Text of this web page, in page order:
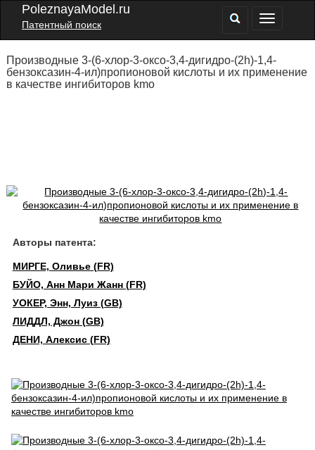
PoleznayaModel.ru
Патентный поиск
Производные 3-(6-хлор-3-оксо-3,4-дигидро-(2h)-1,4-
бензоксазин-4-ил)пропионовой кислоты и их применение
в качестве ингибиторов kmo
Авторы патента:
МИРГЕ, Оливье (FR)
БУЙО, Анн Мари Жанн (FR)
УОКЕР, Энн, Луиз (GB)
ЛИДДЛ, Джон (GB)
ДЕНИ, Алексис (FR)